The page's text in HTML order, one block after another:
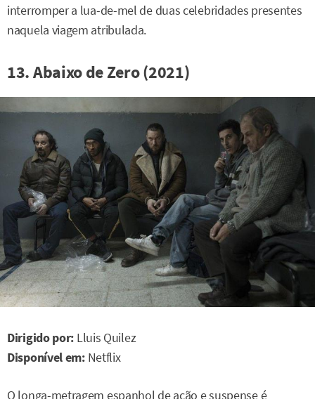
interromper a lua-de-mel de duas celebridades presentes
naquela viagem atribulada.
13. Abaixo de Zero (2021)
Dirigido por: Lluis Quilez
Disponível em: Netflix
O longa-metragem espanhol de ação e suspense é